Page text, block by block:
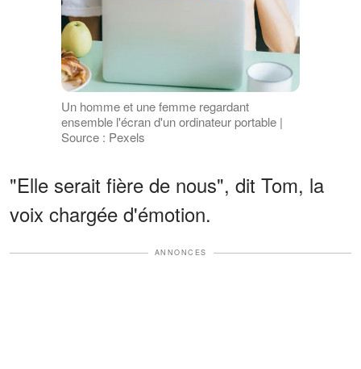
Un homme et une femme regardant
ensemble l'écran d'un ordinateur portable |
Source : Pexels
"Elle serait fière de nous", dit Tom, la
voix chargée d'émotion.
ANNONCES